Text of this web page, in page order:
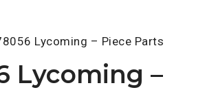
Lycoming – Piece Parts
Lycoming –